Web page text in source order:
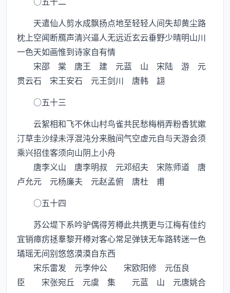
天遣仙人剪水成飘扬点地至轻轻人间失却黄尘路
枕上空闻断鴈声清兴逼人无远近玄云垂野少晴明山川
一色天如画惟到诗家自有情
宋邵 棠 唐王 建 元蓝 山 宋陆 游 元
贯云石 宋王安石 元王剑川 唐韩 翃
○五十三
云絮相和飞不休山村鸟雀共民愁梅梢弄粉香犹嫰
汀草圭沙绿未浮混沌分来融间气空虚元自与天游会须
乘兴招佳客须向山阴上小舟
唐李义山 唐李明叔 元邓绍夫 宋陈师道 唐
卢允元 元杨廉夫 元赵孟俯 唐杜 甫
○五十四
苏公堤下系吟驴偶得芳樽此共携更与江梅有佳约
宜销瘴疠拯羣黎开樽对客心常足弹铗无车路转迷一色
璚瑶无间别悠悠漠漠自东西
宋乐雷发 元李仲公 宋欧阳修 元伍良
臣 宋张宛丘 元虞 集 元蓝 山 元唐姚合